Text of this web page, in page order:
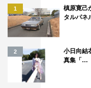
1
槙原寛己
タルパネ
2
小日向結
真集「…